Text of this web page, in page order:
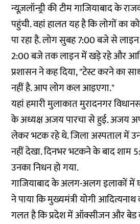
न्यूज़लॉन्ड्री की टीम गाजियाबाद के
पहुंची. वहां हालत यह है कि लोगों का
पा रहा है. लोग सुबह 7:00 बजे से
2:00 बजे तक लाइन में खड़े रहे और
प्रशासन ने कह दिया, "टेस्ट करने का
नहीं है. आप लोग कल आइएगा."
यहां हमारी मुलाकात मुरादनगर
के अध्यक्ष अजय पारचा से हुई. अजय
लेकर भटक रहे थे. जिला अस्पताल में
नहीं देखा. दिनभर भटकने के बाद शाम
उनका निधन हो गया.
गाजियाबाद के अलग-अलग इलाकों में
ने पाया कि मुख्यमंत्री योगी
गलत है कि प्रदेश में ऑक्सीजन और बेड